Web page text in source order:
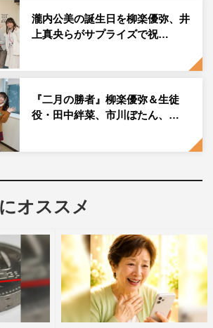
く、とんだサプライズだなと思ってい
んに囲まれて最高の51歳を迎えられ
ございました！」と満面の笑みで感
合格の教室－』
～
井上真央 今井隆文
池田鉄洋 瀧内公美
瀧内公美の誕生日を柳楽優弥、井
上真央らがサプライズで祝…
『二月の勝者』柳楽優弥＆生徒
役・田中絆菜、市川ぼたん、…
オススメ